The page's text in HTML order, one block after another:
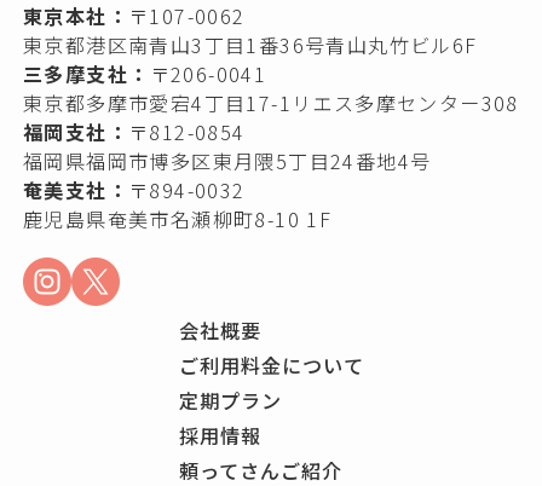
東京本社： 〒107-0062
東京都港区南青山3丁目1番36号青山丸竹ビル6F
三多摩支社： 〒206-0041
東京都多摩市愛宕4丁目17-1リエス多摩センター308
福岡支社： 〒812-0854
福岡県福岡市博多区東月隈5丁目24番地4号
奄美支社： 〒894-0032
鹿児島県奄美市名瀬柳町8-10 1F
会社概要
ご利用料金について
定期プラン
採用情報
頼ってさんご紹介